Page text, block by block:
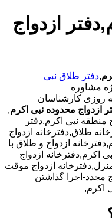
ازدواج
,دفتر طلاق نبی
مشاوره
نوری,شبانه روزی کارشناسان
ازدواج محدوده نبی اکرم,
منطقه نبی اکرم,دفتر
طلاق,دفترخانه ازدواج
ازدواج و طلاق با
اکرم,دفترخانه ازدواج
ازدواج موقت
مجدد-اجرا گذاشتن
اکرم,